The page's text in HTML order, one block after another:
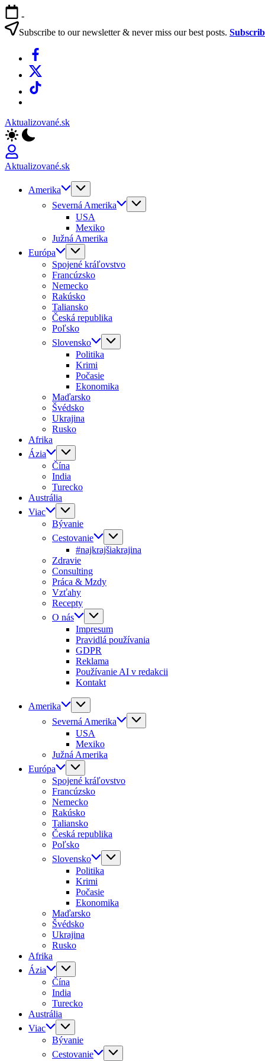
Skip
to
content
-
Subscribe to our newsletter & never miss our best posts.
Facebook
X
TikTok
Aktualizované.sk
Aktualizované.sk
Amerika
Severná Amerika
USA
Mexiko
Južná Amerika
Európa
Spojené kráľovstvo
Francúzsko
Nemecko
Rakúsko
Taliansko
Česká republika
Poľsko
Slovensko
Politika
Krimi
Počasie
Ekonomika
Maďarsko
Švédsko
Ukrajina
Rusko
Afrika
Ázia
Čína
India
Turecko
Austrália
Viac
Bývanie
Cestovanie
#najkrajšiakrajina
Zdravie
Consulting
Práca & Mzdy
Vzťahy
Recepty
O nás
Impresum
Pravidlá používania
GDPR
Reklama
Používanie AI v redakcii
Kontakt
Amerika
Severná Amerika
USA
Mexiko
Južná Amerika
Európa
Spojené kráľovstvo
Francúzsko
Nemecko
Rakúsko
Taliansko
Česká republika
Poľsko
Slovensko
Politika
Krimi
Počasie
Ekonomika
Maďarsko
Švédsko
Ukrajina
Rusko
Afrika
Ázia
Čína
India
Turecko
Austrália
Viac
Bývanie
Cestovanie